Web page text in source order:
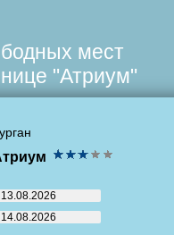
мест
"Атриум"